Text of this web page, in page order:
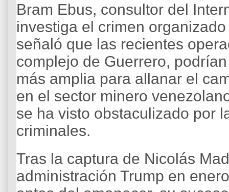
Bram Ebus, consultor del
investiga el crimen
señaló que las recientes
complejo de Guerrero,
más amplia para allanar el
en el sector minero
se ha visto obstaculizado por
criminales.
Tras la captura de Nicolás
administración Trump en